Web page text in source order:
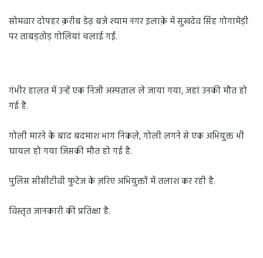
सोमवार दोपहर क़रीब डेढ़ बजे श्याम नगर इलाक़े में सुखदेव सिंह गोगामेड़ी
पर ताबड़तोड़ गोलियां चलाई गईं.
गंभीर हालत में उन्हें एक निजी अस्पताल ले जाया गया, जहां उनकी मौत हो
गई है.
गोली मारने के बाद बदमाश भाग निकले, गोली लगने से एक अभियुक्त भी
घायल हो गया जिसकी मौत हो गई है.
पुलिस सीसीटीवी फुटेज के ज़रिए अभियुक्तों में तलाश कर रही है.
विस्तृत जानकारी की प्रतिक्षा है.